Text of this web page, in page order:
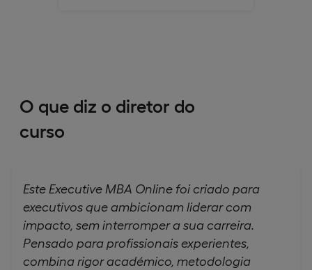
O que diz o diretor do
curso
Este Executive MBA Online foi criado para
executivos que ambicionam liderar com
impacto, sem interromper a sua carreira.
Pensado para profissionais experientes,
combina rigor académico, metodologia